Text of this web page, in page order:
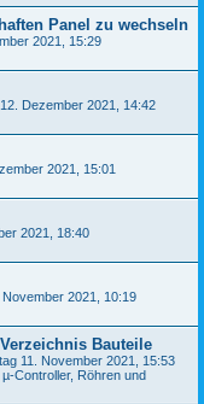
Panel zu wechseln
2021, 15:29
Dezember 2021, 14:42
2021, 15:01
2021, 18:40
November 2021, 10:19
Bauteile
11. November 2021, 15:53
Controller, Röhren und